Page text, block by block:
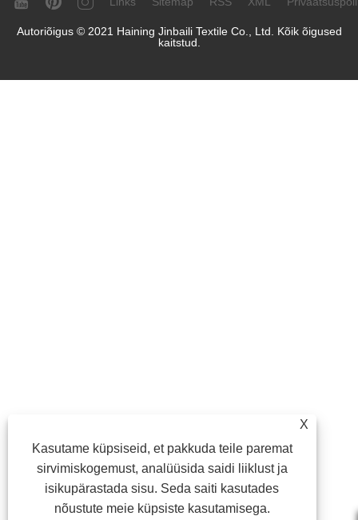
X
Kasutame küpsiseid, et pakkuda teile paremat
sirvimiskogemust, analüüsida saidi liiklust ja
isikupärastada sisu. Seda saiti kasutades
nõustute meie küpsiste kasutamisega.
Autoriõigus © 2021 Haining Jinbaili Textile Co., Ltd. Kõik õigused
kaitstud.